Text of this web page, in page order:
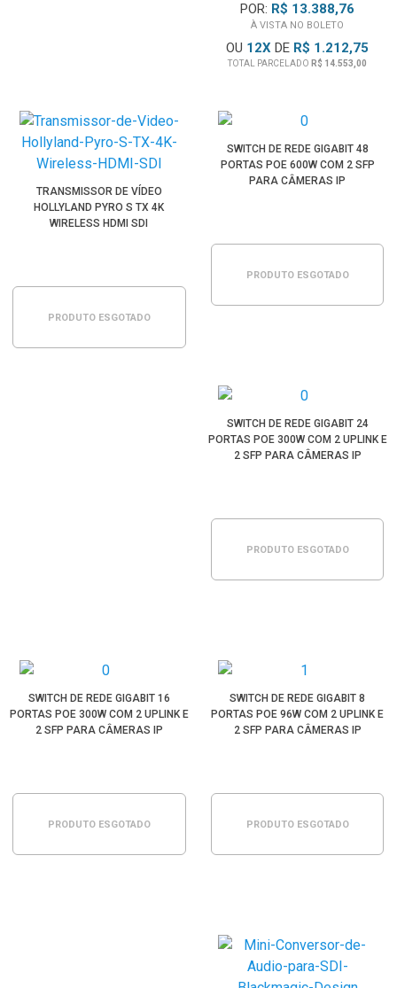
POR: R$ 13.388,76
À VISTA NO BOLETO
OU 12X DE R$ 1.212,75
TOTAL PARCELADO R$ 14.553,00
TRANSMISSOR DE VÍDEO
HOLLYLAND PYRO S TX 4K
WIRELESS HDMI SDI
PRODUTO ESGOTADO
SWITCH DE REDE GIGABIT 48
PORTAS POE 600W COM 2 SFP
PARA CÂMERAS IP
PRODUTO ESGOTADO
SWITCH DE REDE GIGABIT 24
PORTAS POE 300W COM 2 UPLINK E
2 SFP PARA CÂMERAS IP
PRODUTO ESGOTADO
SWITCH DE REDE GIGABIT 16
PORTAS POE 300W COM 2 UPLINK E
2 SFP PARA CÂMERAS IP
PRODUTO ESGOTADO
SWITCH DE REDE GIGABIT 8
PORTAS POE 96W COM 2 UPLINK E
2 SFP PARA CÂMERAS IP
PRODUTO ESGOTADO